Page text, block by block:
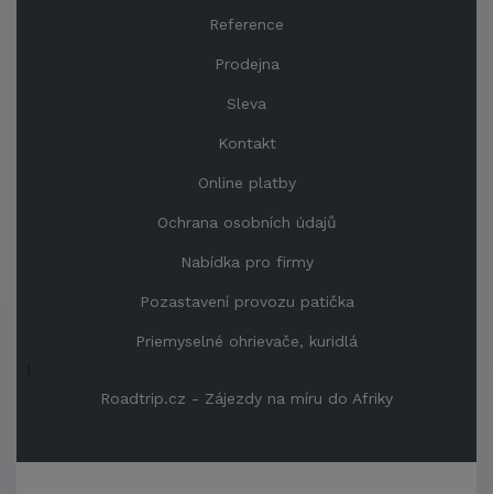
Reference
Prodejna
Sleva
Kontakt
Online platby
Ochrana osobních údajů
Nabídka pro firmy
Pozastavení provozu patička
Priemyselné ohrievače, kuridlá
Roadtrip.cz - Zájezdy na míru do Afriky